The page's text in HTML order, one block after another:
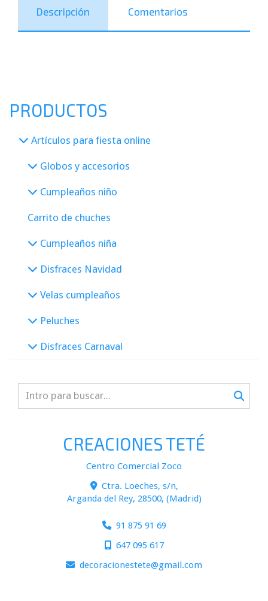
Descripción Comentarios
PRODUCTOS
Artículos para fiesta online
Globos y accesorios
Cumpleaños niño
Carrito de chuches
Cumpleaños niña
Disfraces Navidad
Velas cumpleaños
Peluches
Disfraces Carnaval
CREACIONES TETÉ
Centro Comercial Zoco
Ctra. Loeches, s/n,
Arganda del Rey, 28500, (Madrid)
91 875 91 69
647 095 617
decoracionestete
gmail.com